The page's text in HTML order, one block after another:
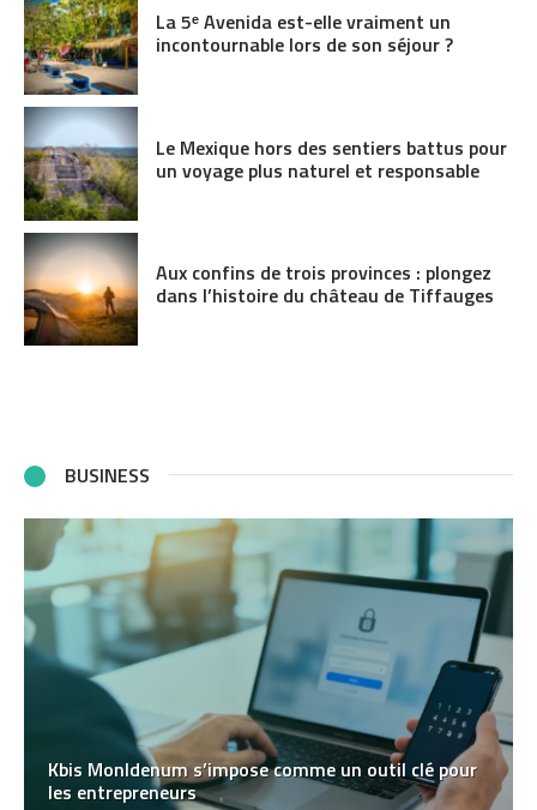
La 5ᵉ Avenida est-elle vraiment un
incontournable lors de son séjour ?
Le Mexique hors des sentiers battus pour
un voyage plus naturel et responsable
Aux confins de trois provinces : plongez
dans l’histoire du château de Tiffauges
BUSINESS
Kbis MonIdenum s’impose comme un outil clé pour
les entrepreneurs